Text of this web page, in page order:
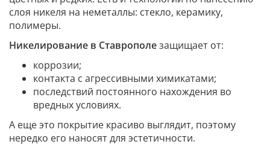
слоя никеля на неметаллы: стекло, керамику,
полимеры.
Никелирование в Ставрополезащищает от:
коррозии;
контакта с агрессивными химикатами;
последствий постоянного нахождения во
вредных условиях.
А еще это покрытие красиво выглядит, поэтому
нередко его наносят для эстетичности.